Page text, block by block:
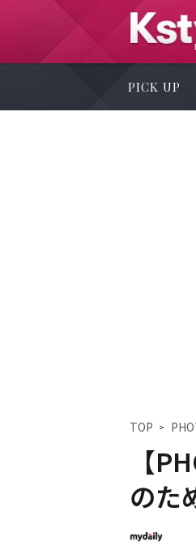
PICK UP
TOP
【
のた